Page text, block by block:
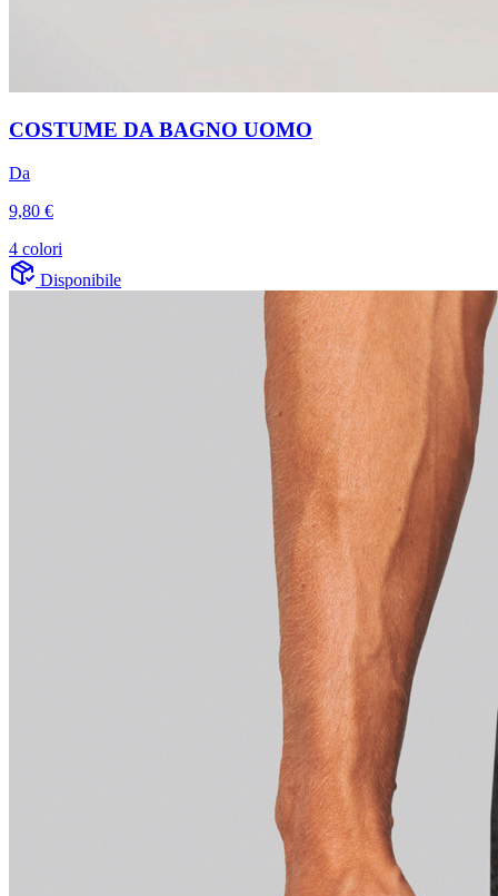
COSTUME DA BAGNO UOMO
Da
9,80 €
4 colori
Disponibile